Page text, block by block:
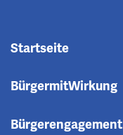
Startseite
BürgermitWirkung
Bürgerengagement